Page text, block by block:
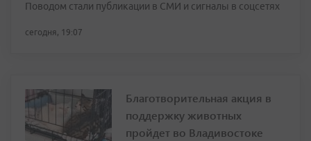
Поводом стали публикации в СМИ и сигналы в соцсетях
сегодня, 19:07
Благотворительная акция в
поддержку животных
пройдет во Владивостоке